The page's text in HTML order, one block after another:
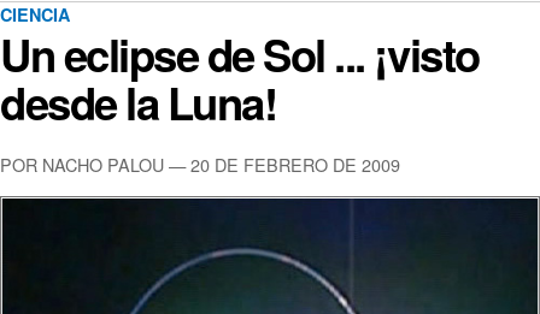
CIENCIA
Un eclipse de Sol ... ¡visto
desde la Luna!
POR NACHO PALOU — 20 DE FEBRERO DE 2009